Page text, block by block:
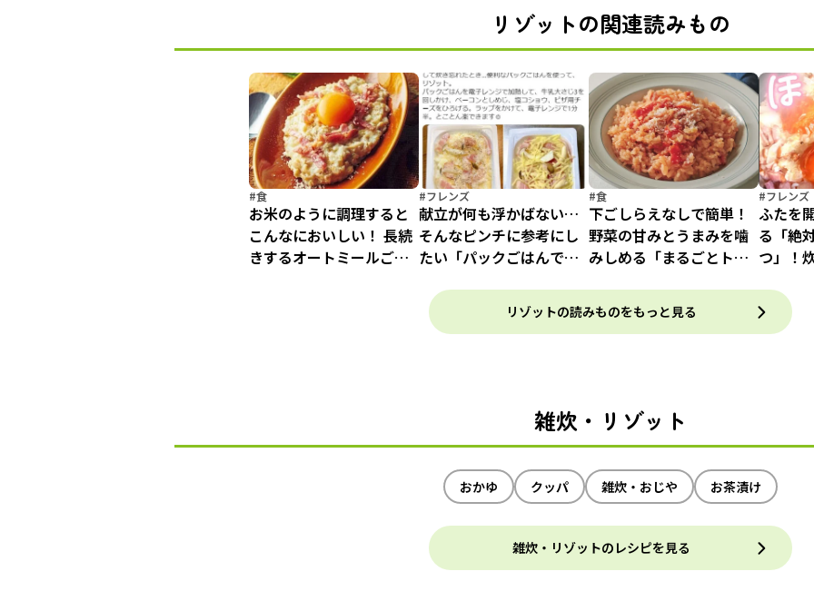
リゾットの関連読みもの
#食
お米のように調理すると
こんなにおいしい！ 長続
きするオートミールごは
#フレンズ
献立が何も浮かばない…
そんなピンチに参考にし
たい「パックごはんでリ
#食
下ごしらえなしで簡単！
野菜の甘みとうまみを噛
みしめる「まるごとトマ
#フレンズ
ふたを
る「絶
つ」！
リゾットの読みものをもっと見る
雑炊・リゾット
おかゆ クッパ 雑炊・おじや お茶漬け
雑炊・リゾットのレシピを見る